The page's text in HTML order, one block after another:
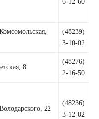
(48239)
3-10-02
8
(48276)
2-16-50
22
(48236)
3-12-02